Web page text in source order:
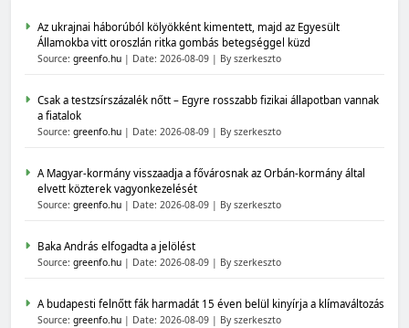
Az ukrajnai háborúból kölyökként kimentett, majd az Egyesült
Államokba vitt oroszlán ritka gombás betegséggel küzd
Source: greenfo.hu Date: 2026-08-09 By szerkeszto
Csak a testzsírszázalék nőtt – Egyre rosszabb fizikai állapotban vannak
a fiatalok
Source: greenfo.hu Date: 2026-08-09 By szerkeszto
A Magyar-kormány visszaadja a fővárosnak az Orbán-kormány által
elvett közterek vagyonkezelését
Source: greenfo.hu Date: 2026-08-09 By szerkeszto
Baka András elfogadta a jelölést
Source: greenfo.hu Date: 2026-08-09 By szerkeszto
A budapesti felnőtt fák harmadát 15 éven belül kinyírja a klímaváltozás
Source: greenfo.hu Date: 2026-08-09 By szerkeszto